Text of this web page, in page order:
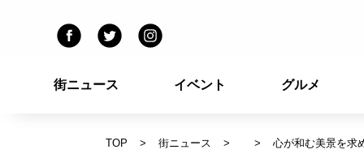
街ニュース イベント グルメ
TOP 街ニュース 心が和む美景を求